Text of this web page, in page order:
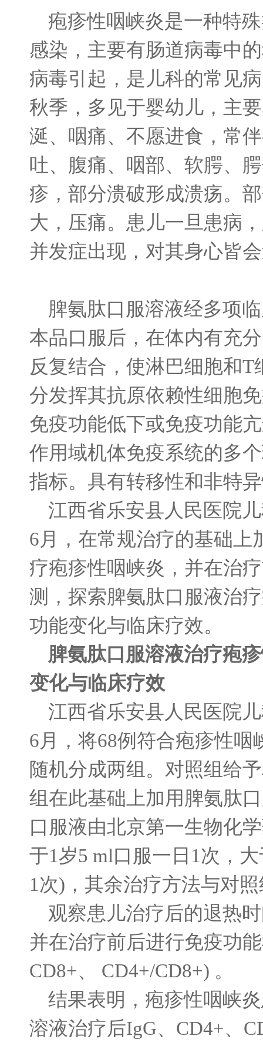
疱疹性咽峡炎是一种特
感染，主要有肠道病毒中
病毒引起，是儿科的常见
秋季，多见于婴幼儿，主
涎、咽痛、不愿进食，常
吐、腹痛、咽部、软腭、
疹，部分溃破形成溃疡。
大，压痛。患儿一旦患病
并发症出现，对其身心皆
脾氨肽口服溶液经多项
本品口服后，在体内有充
反复结合，使淋巴细胞和T
分发挥其抗原依赖性细胞
免疫功能低下或免疫功能
作用域机体免疫系统的多
指标。具有转移性和非特
江西省乐安县人民医院
6月，在常规治疗的基础上
疗疱疹性咽峡炎，并在治
测，探索脾氨肽口服液治
功能变化与临床疗效。
脾氨肽口服溶液治疗疱
变化与临床疗效
江西省乐安县人民医院
6月，将68例符合疱疹性咽
随机分成两组。对照组给
组在此基础上加用脾氨肽
口服液由北京第一生物化
于1岁5 ml口服一日 1次，
1次) ，其余治疗方法与对
观察患儿治疗后的退热
并在治疗前后进行免疫功
CD8+、 CD4+/CD8+) 。
结果表明，疱疹性咽峡
溶液治疗后IgG、 CD4+、